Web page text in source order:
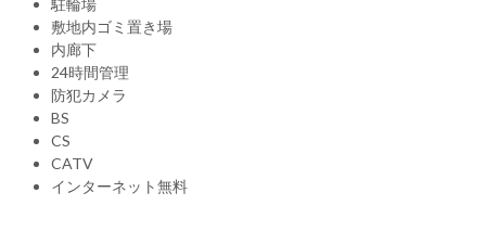
駐輪場
敷地内ゴミ置き場
内廊下
24時間管理
防犯カメラ
BS
CS
CATV
インターネット無料